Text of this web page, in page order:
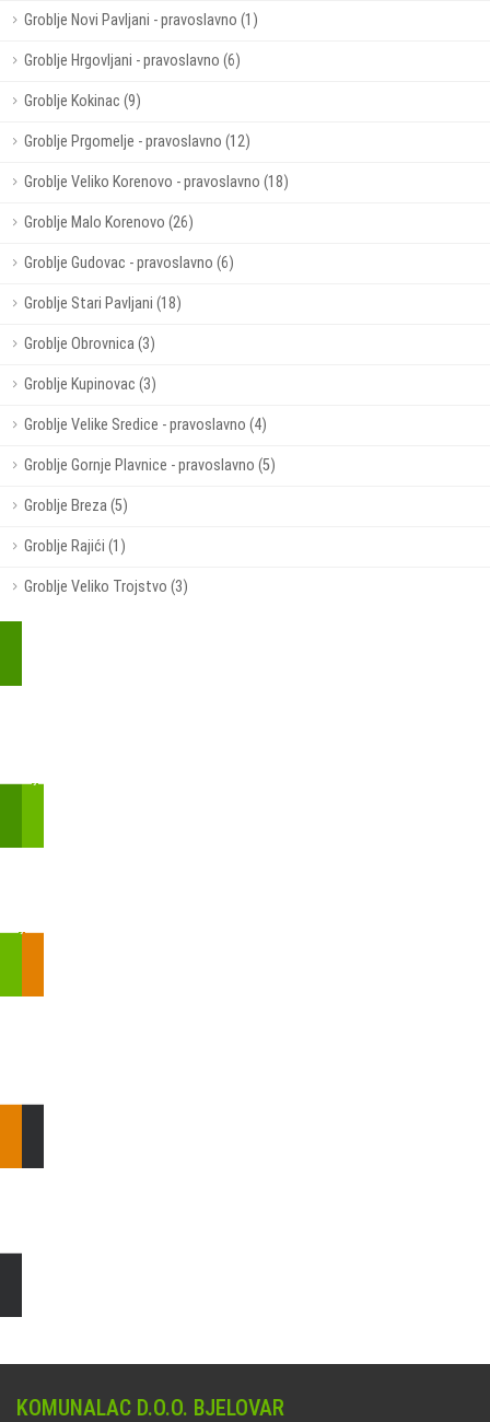
Groblje Novi Pavljani - pravoslavno (1)
Groblje Hrgovljani - pravoslavno (6)
Groblje Kokinac (9)
Groblje Prgomelje - pravoslavno (12)
Groblje Veliko Korenovo - pravoslavno (18)
Groblje Malo Korenovo (26)
Groblje Gudovac - pravoslavno (6)
Groblje Stari Pavljani (18)
Groblje Obrovnica (3)
Groblje Kupinovac (3)
Groblje Velike Sredice - pravoslavno (4)
Groblje Gornje Plavnice - pravoslavno (5)
Groblje Breza (5)
Groblje Rajići (1)
Groblje Veliko Trojstvo (3)
KOMUNALAC D.O.O. BJELOVAR